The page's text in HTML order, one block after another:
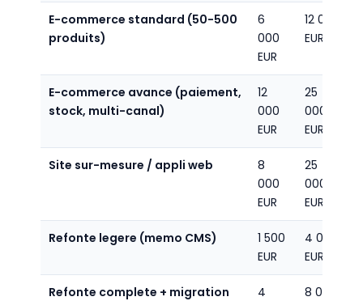
E-commerce standard (50-500
produits)
6
000
EUR
12 000
EUR
E-commerce avance (paiement,
stock, multi-canal)
12
000
EUR
25
000
EUR
Site sur-mesure / appli web
8
000
EUR
25
000
EUR+
Refonte legere (memo CMS)
1 500
EUR
4 000
EUR
Refonte complete + migration
4
8 000